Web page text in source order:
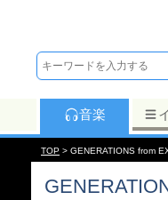
音楽
TOP > GENERATIONS from